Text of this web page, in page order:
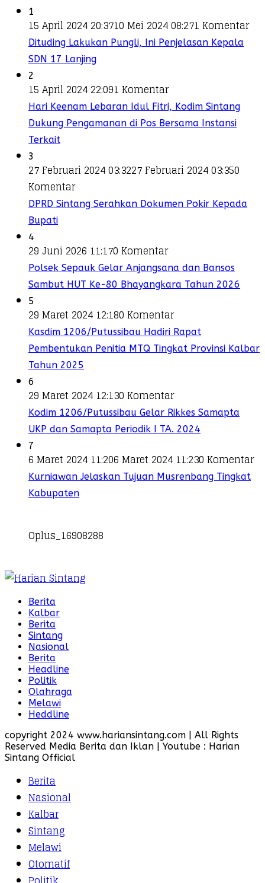
1
15 April 2024 20:3710 Mei 2024 08:271 Komentar
Dituding Lakukan Pungli, Ini Penjelasan Kepala
SDN 17 Lanjing
2
15 April 2024 22:091 Komentar
Hari Keenam Lebaran Idul Fitri, Kodim Sintang
Dukung Pengamanan di Pos Bersama Instansi
Terkait
3
27 Februari 2024 03:3227 Februari 2024 03:350
Komentar
DPRD Sintang Serahkan Dokumen Pokir Kepada
Bupati
4
29 Juni 2026 11:170 Komentar
Polsek Sepauk Gelar Anjangsana dan Bansos
Sambut HUT Ke-80 Bhayangkara Tahun 2026
5
29 Maret 2024 12:180 Komentar
Kasdim 1206/Putussibau Hadiri Rapat
Pembentukan Penitia MTQ Tingkat Provinsi Kalbar
Tahun 2025
6
29 Maret 2024 12:130 Komentar
Kodim 1206/Putussibau Gelar Rikkes Samapta
UKP dan Samapta Periodik I TA. 2024
7
6 Maret 2024 11:206 Maret 2024 11:230 Komentar
Kurniawan Jelaskan Tujuan Musrenbang Tingkat
Kabupaten
Oplus_16908288
Berita
Kalbar
Berita
Sintang
Nasional
Berita
Headline
Politik
Olahraga
Melawi
Heddline
copyright 2024 www.hariansintang.com | All Rights
Reserved Media Berita dan Iklan | Youtube : Harian
Sintang Official
Berita
Nasional
Kalbar
Sintang
Melawi
Otomatif